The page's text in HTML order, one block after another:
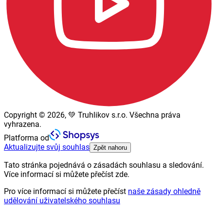
Copyright © 2026, 💚 Truhlikov s.r.o. Všechna práva
vyhrazena.
Platforma od
Aktualizujte svůj souhlas Zpět nahoru
Tato stránka pojednává o zásadách souhlasu a sledování.
Více informací si můžete přečíst zde.
Pro více informací si můžete přečíst naše zásady ohledně
udělování uživatelského souhlasu